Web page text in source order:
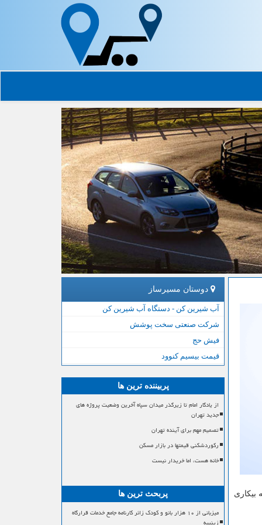
مشمول بیمه بیکاری
دوستان مسیرساز
آب شیرین کن - دستگاه آب شیرین کن
شرکت صنعتی سخت پوشش
فیش حج
قیمت بیسیم کنوود
پربیننده ترین ها
از یادگار امام تا زیرگذر میدان سپاه آخرین وضعیت پروژه های
جدید تهران
تصمیم مهم برای آینده تهران
رکوردشکنی قیمتها در بازار مسکن
خانه هست، اما خریدار نیست
پربحث ترین ها
میزبانی از ۱۰ هزار بانو و کودک زائر کارنامه جامع خدمات قرارگاه
زینبیه